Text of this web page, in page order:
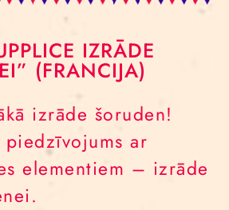
IZRĀDE
(FRANCIJA)
izrāde šoruden!
piedzīvojums ar
elementiem – izrāde